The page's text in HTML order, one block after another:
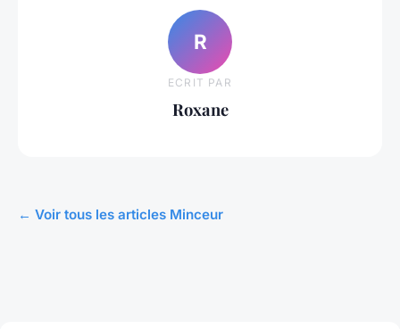
R
ECRIT PAR
Roxane
← Voir tous les articles Minceur